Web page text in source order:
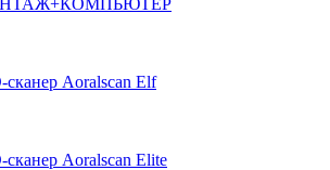
Aoralscan Elf
Aoralscan Elite